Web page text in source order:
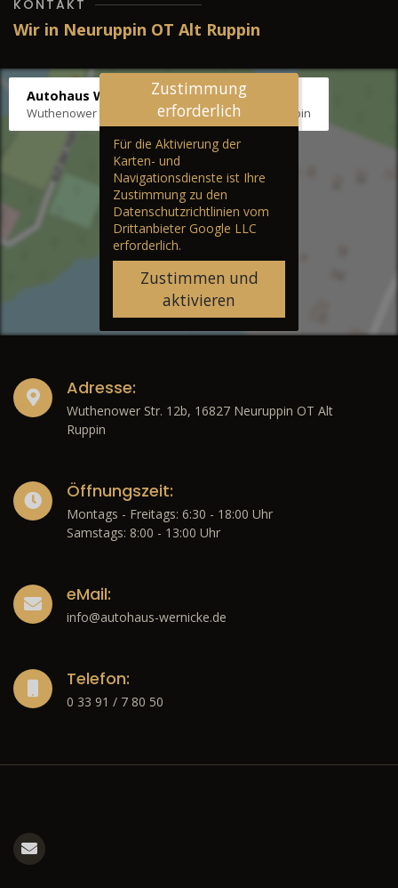
KONTAKT
Wir in Neuruppin OT Alt Ruppin
Autohaus Wernicke
Wuthenower Str. 12b, 16827 Neuruppin OT Alt Ruppin
Zustimmung
erforderlich
Für die Aktivierung der
Karten- und
Navigationsdienste ist Ihre
Zustimmung zu den
Datenschutzrichtlinien vom
Drittanbieter Google LLC
erforderlich.
Zustimmen und
aktivieren
Adresse:
Wuthenower Str. 12b, 16827 Neuruppin OT Alt
Ruppin
Öffnungszeit:
Montags - Freitags: 6:30 - 18:00 Uhr
Samstags: 8:00 - 13:00 Uhr
eMail:
info@autohaus-wernicke.de
Telefon:
0 33 91 / 7 80 50